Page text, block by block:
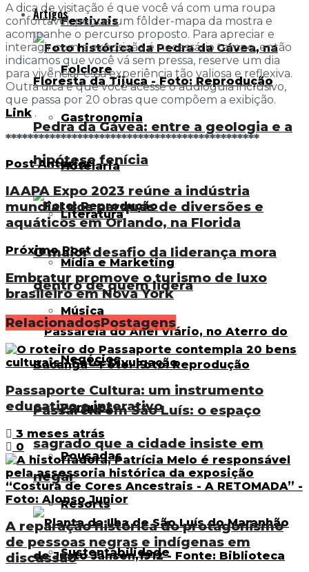
Artigos
Pedra da Gávea: entre a geologia e a
hipótese fenícia
O maior desafio da liderança mora
dentro de quem lidera
Passarela em São Luís: o espaço
sagrado que a cidade insiste em
negar
Festivais
Folclore
Gastronomia
Hotelaria
Literatura
Mídia e Marketing
Música
Negócios
Parques
Pousadas
Resorts
Sustentabilidade
A dica de visitação é que você vá com uma roupa
confortável, pegue um fôlder-mapa da mostra e
acompanhe o percurso proposto. Para apreciar e
interagir com a exposição é necessário tempo, então
indicamos que você vá sem pressa, reserve um dia
para vivenciar essa experiência tão valiosa e reflexiva.
Outra dica é que você acesse o audioguia inclusivo,
que passa por 20 obras que compõem a exibição.
Link .
**********************************************
Post Anterior
IAAPA Expo 2023 reúne a indústria
mundial dos parques de diversões e
aquáticos em Orlando, na Florida
Próximo Post
Embratur promove o turismo de luxo
brasileiro em Nova York
RelacionadosPostagens
Passaporte Cultura: um instrumento
educativo e interativo
3 meses atrás
0
A reparação histórica do protagonismo
de pessoas negras e indígenas em
discussão